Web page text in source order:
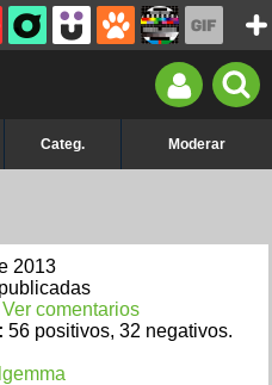
Categ. Moderar
2013
Ver comentarios
56 positivos, 32 negativos.